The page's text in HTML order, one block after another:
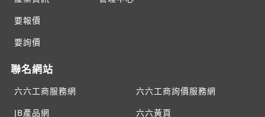
要報價
要詢價
聯名網站
六六工商服務網
六六工商詢價服務網
JB產品網
六六黃頁